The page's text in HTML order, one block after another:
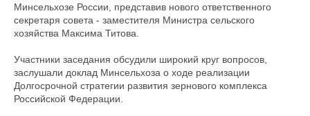
Минсельхозе России, представив нового ответственного
секретаря совета - заместителя Министра сельского
хозяйства Максима Титова.
Участники заседания обсудили широкий круг вопросов,
заслушали доклад Минсельхоза о ходе реализации
Долгосрочной стратегии развития зернового комплекса
Российской Федерации.